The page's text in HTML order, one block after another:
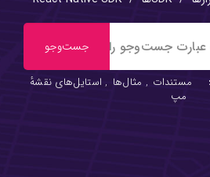
مستندات , مثال‌ها , استایل‌های نقشهٔ
مپ